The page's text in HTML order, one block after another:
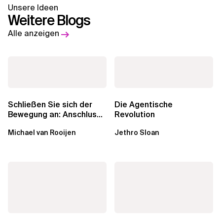
Unsere Ideen
Weitere Blogs
Alle anzeigen
Schließen Sie sich der
Bewegung an: Anschluss
Michael van Rooijen
Die Agentische
Revolution
Jethro Sloan